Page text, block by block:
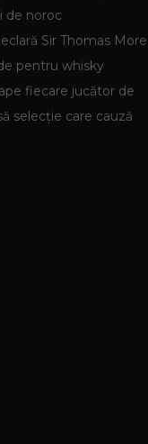
de noroc
Sir Thomas More
pentru whisky
fiecare jucător de
selecție care cauză